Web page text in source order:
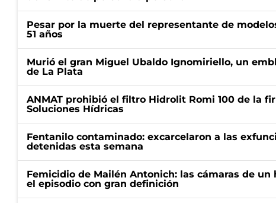
Pesar por la muerte del representante de
51 años
Murió el gran Miguel Ubaldo Ignomiriello, un
de La Plata
ANMAT prohibió el filtro Hidrolit Romi 100 de la
Soluciones Hídricas
Fentanilo contaminado: excarcelaron a las
detenidas esta semana
Femicidio de Mailén Antonich: las cámaras de
el episodio con gran definición